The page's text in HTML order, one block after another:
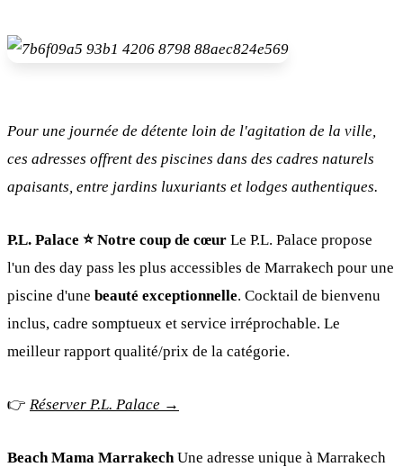
Pour une journée de détente loin de l'agitation de la ville,
ces adresses offrent des piscines dans des cadres naturels
apaisants, entre jardins luxuriants et lodges authentiques.
P.L. Palace ⭐️ Notre coup de cœur Le P.L. Palace propose
l'un des day pass les plus accessibles de Marrakech pour une
piscine d'une beauté exceptionnelle. Cocktail de bienvenu
inclus, cadre somptueux et service irréprochable. Le
meilleur rapport qualité/prix de la catégorie.
👉 Réserver P.L. Palace →
Beach Mama MarrakechUne adresse unique à Marrakech